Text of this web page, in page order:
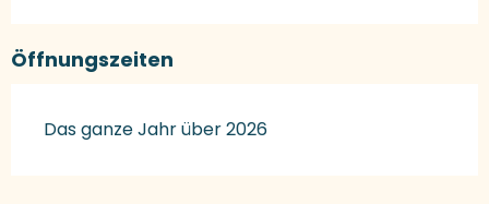
Öffnungszeiten
Das ganze Jahr über 2026